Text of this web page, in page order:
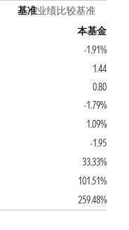
基准业绩比较基准
本基金
-1.91%
1.44
0.80
-1.79%
1.09%
-1.95
33.33%
101.51%
259.48%